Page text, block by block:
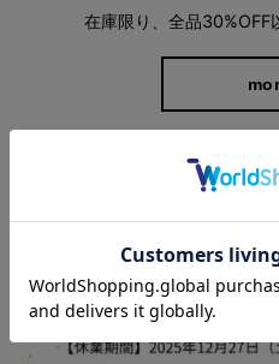
ったり。
糸の中側を空洞にした「中空糸
が魅力です。
シーンや季節問わず長く着用して
センタープレスでき
在庫限り、全品30%OFF
スタッ